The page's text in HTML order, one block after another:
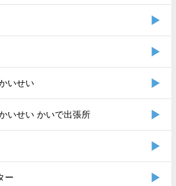
いせい
いせい かいで出張所
ー